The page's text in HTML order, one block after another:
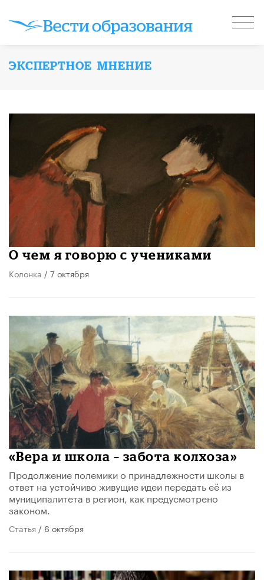
ЭКСПЕРТНОЕ МНЕНИЕ
О чем я говорю с учениками
Колонка / 7 октября
«Вера и школа – забота колхоза»
Продолжение полемики о принадлежности школы в
ответ на устойчиво живущие идеи передать её из
муниципалитета в регион, как предусмотрено
законом.
Статья / 6 октября